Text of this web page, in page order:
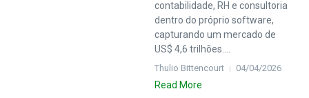
contabilidade, RH e consultoria
dentro do próprio software,
capturando um mercado de
US$ 4,6 trilhões....
Thulio Bittencourt 04/04/2026
Read More